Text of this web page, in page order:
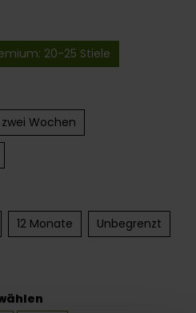
20-25 Stiele
zwei Wochen
12 Monate Unbegrenzt